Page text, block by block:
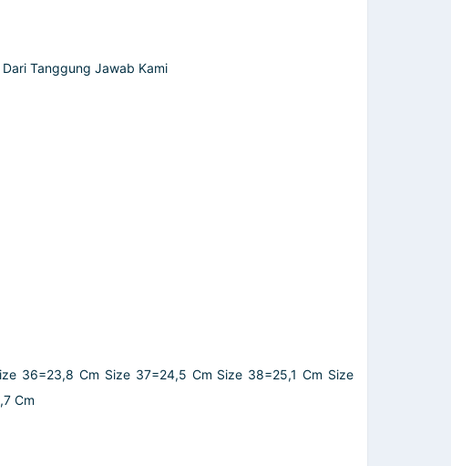
Tanggung Jawab Kami
36=23,8 Cm Size 37=24,5 Cm Size 38=25,1 Cm Size
Cm